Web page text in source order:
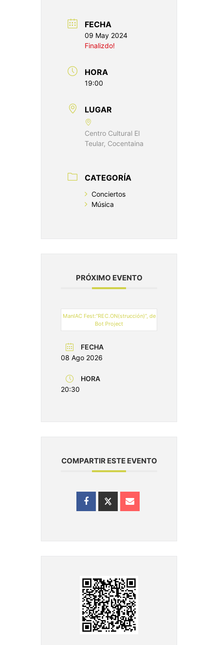
FECHA
09 May 2024
Finalizdo!
HORA
19:00
LUGAR
Centro Cultural El
Teular, Cocentaina
CATEGORÍA
Conciertos
Música
PRÓXIMO EVENTO
ManIAC Fest:“REC.ON(strucción)”, de
Bot Project
FECHA
08 Ago 2026
HORA
20:30
COMPARTIR ESTE EVENTO